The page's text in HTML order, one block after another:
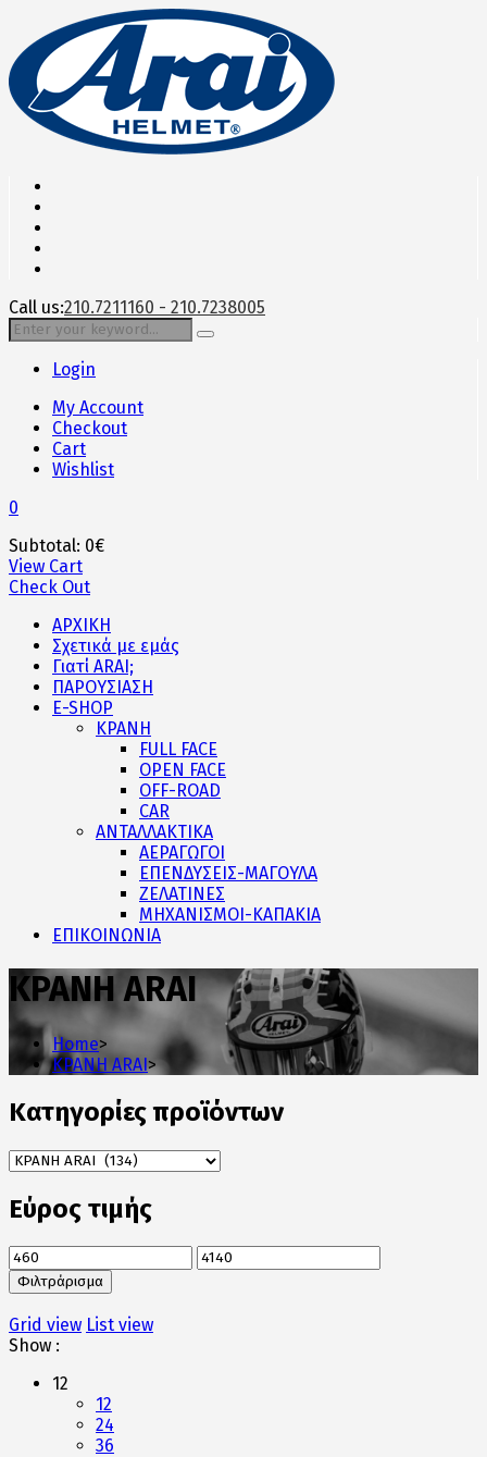
Call us:210.7211160 - 210.7238005
Login
My Account
Checkout
Cart
Wishlist
0
Subtotal: 0€
View Cart
Check Out
ΑΡΧΙΚΗ
Σχετικά με εμάς
Γιατί ARAI;
ΠΑΡΟΥΣΙΑΣΗ
E-SHOP
ΚΡΑΝΗ
FULL FACE
OPEN FACE
OFF-ROAD
CAR
ΑΝΤΑΛΛΑΚΤΙΚΑ
ΑΕΡΑΓΩΓΟΙ
ΕΠΕΝΔΥΣΕΙΣ-ΜΑΓΟΥΛΑ
ΖΕΛΑΤΙΝΕΣ
ΜΗΧΑΝΙΣΜΟΙ-ΚΑΠΑΚΙΑ
ΕΠΙΚΟΙΝΩΝΙΑ
ΚΡΑΝΗ ARAI
Home>
ΚΡΑΝΗ ARAI>
Κατηγορίες προϊόντων
Εύρος τιμής
Ελάχιστη
τιμή
Μέγιστη
τιμή
Φιλτράρισμα
Grid view List view
Show :
12
12
24
36